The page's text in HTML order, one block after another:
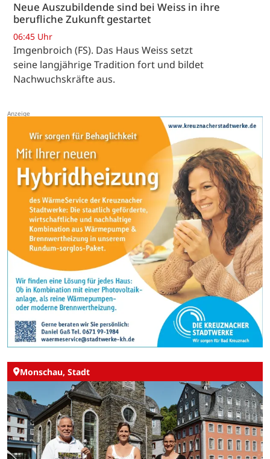
Neue Auszubildende sind bei Weiss in ihre
berufliche Zukunft gestartet
06:45 Uhr
Imgenbroich (FS). Das Haus Weiss setzt
seine langjährige Tradition fort und bildet
Nachwuchskräfte aus.
Monschau, Stadt